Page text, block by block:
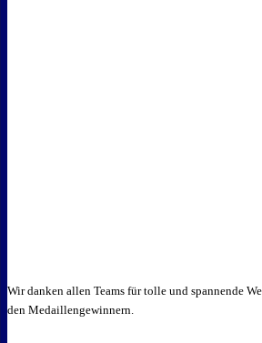
Wir danken allen Teams für tolle und spannende
den Medaillengewinnern.